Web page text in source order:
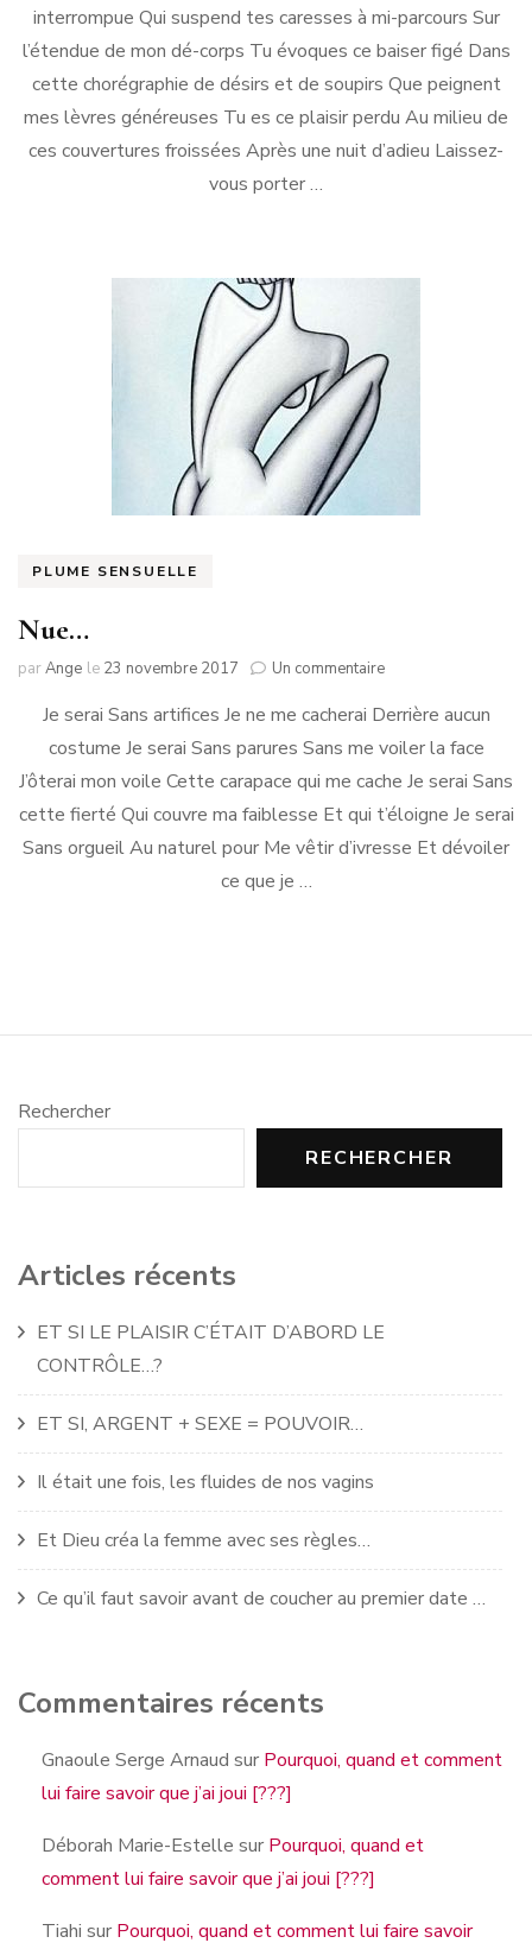
interrompue Qui suspend tes caresses à mi-parcours Sur
l’étendue de mon dé-corps Tu évoques ce baiser figé Dans
cette chorégraphie de désirs et de soupirs Que peignent
mes lèvres généreuses Tu es ce plaisir perdu Au milieu de
ces couvertures froissées Après une nuit d’adieu Laissez-
vous porter …
PLUME SENSUELLE
Nue…
parAnge le 23 novembre 2017 Un commentairesur
Je serai Sans artifices Je ne me cacherai Derrière aucun
costume Je serai Sans parures Sans me voiler la face
J’ôterai mon voile Cette carapace qui me cache Je serai Sans
cette fierté Qui couvre ma faiblesse Et qui t’éloigne Je serai
Sans orgueil Au naturel pour Me vêtir d’ivresse Et dévoiler
ce que je …
Rechercher
RECHERCHER
Articles récents
ET SI LE PLAISIR C’ÉTAIT D’ABORD LE
CONTRÔLE…?
ET SI, ARGENT + SEXE = POUVOIR…
Il était une fois, les fluides de nos vagins
Et Dieu créa la femme avec ses règles…
Ce qu’il faut savoir avant de coucher au premier date …
Commentaires récents
Gnaoule Serge Arnaud sur Pourquoi, quand et comment
lui faire savoir que j’ai joui [???]
Déborah Marie-Estelle sur Pourquoi, quand et
comment lui faire savoir que j’ai joui [???]
Tiahi sur Pourquoi, quand et comment lui faire savoir